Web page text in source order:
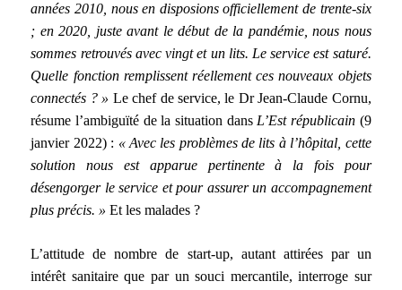
années 2010, nous en disposions officiellement de trente-six
; en 2020, juste avant le début de la pandémie, nous nous
sommes retrouvés avec vingt et un lits. Le service est saturé.
Quelle fonction remplissent réellement ces nouveaux objets
connectés ? » Le chef de service, le Dr Jean-Claude Cornu,
résume l’ambiguïté de la situation dans L’Est républicain (9
janvier 2022) : « Avec les problèmes de lits à l’hôpital, cette
solution nous est apparue pertinente à la fois pour
désengorger le service et pour assurer un accompagnement
plus précis. »Et les malades ?
L’attitude de nombre de start-up, autant attirées par un
intérêt sanitaire que par un souci mercantile, interroge sur